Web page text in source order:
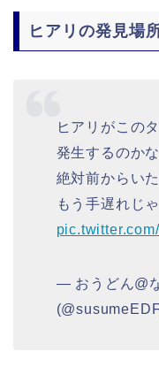
ヒアリの発見場
ヒアリがこの
発生するのかな
絶対前からい
もう手遅れじ
— おうどん@